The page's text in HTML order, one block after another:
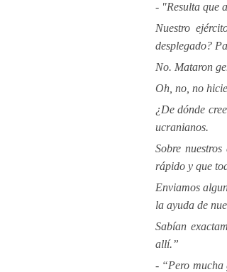
- "Resulta que
Nuestro
desplegado?
No. Mataron
Oh, no, no
¿De dónde
ucranianos.
Sobre
rápido y que
Enviamos
la ayuda de
Sabían
allí.”
- “Pero mucha